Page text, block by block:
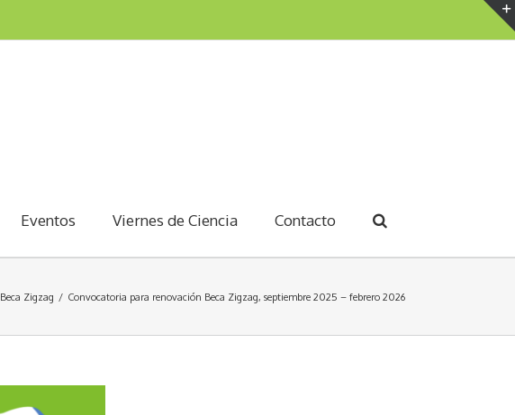
Eventos Viernes de Ciencia Contacto
Beca Zigzag / Convocatoria para renovación Beca Zigzag, septiembre 2025 – febrero 2026